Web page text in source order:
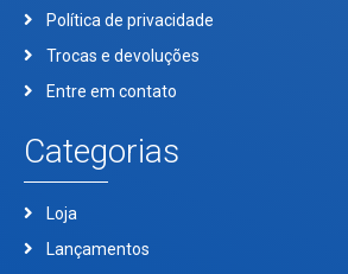
Política de privacidade
Trocas e devoluções
Entre em contato
Categorias
Loja
Lançamentos